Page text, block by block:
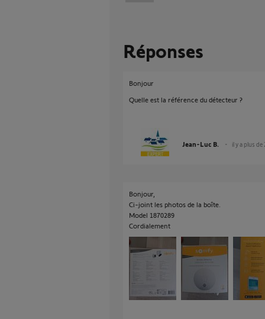
Réponses
Bonjour
Quelle est la référence du détecteur ?
Jean-Luc B. il y a plus de
Bonjour,
Ci-joint les photos de la boîte.
Model 1870289
Cordialement